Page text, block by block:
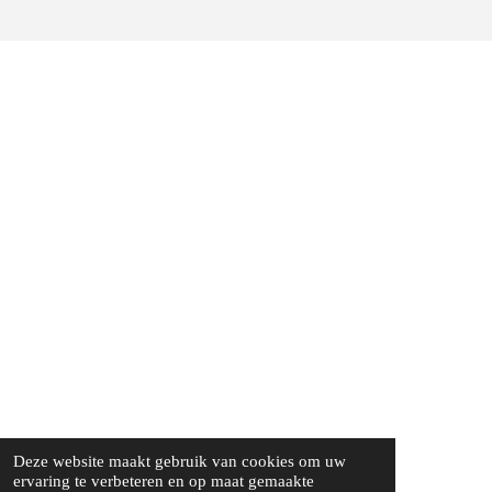
Deze website maakt gebruik van cookies om uw
ervaring te verbeteren en op maat gemaakte